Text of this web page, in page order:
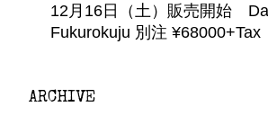
12月16日（土）販売開始
Fukurokuju 別注 ¥68000+Tax
ARCHIVE